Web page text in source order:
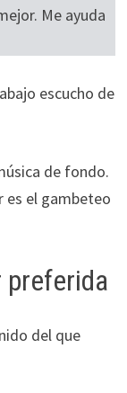
Me ayuda
escucho de
de fondo.
es el gambeteo
preferida
del que